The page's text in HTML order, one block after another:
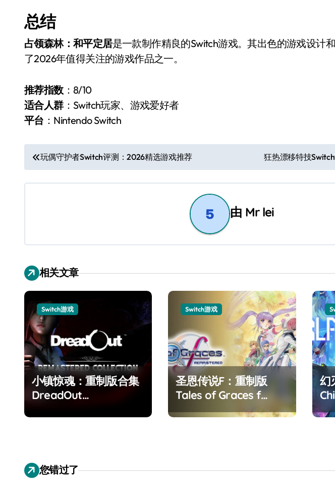
总结
占领森林：和平定居是一款制作精良的Switch游戏。其出色的游戏设计
了2026年值得关注的游戏作品之一。
推荐指数：8/10
适合人群：Switch玩家、游戏爱好者
平台 ：Nintendo Switch
文
章
玩偶守护者Switch评测：2026精选游戏推荐 狂热漂移特技
由 Mr lei
相关文章
Switch游戏
小镇惊魂：重制版合集
DreadOut
Switch游戏
圣恩传说F：重制版
Tales of Graces f
Remastered
幻
您错过了